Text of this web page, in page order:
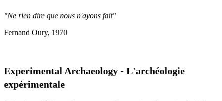
"Ne rien dire que nous n'ayons fait"
Fernand Oury, 1970
Experimental Archaeology - L'archéologie
expérimentale